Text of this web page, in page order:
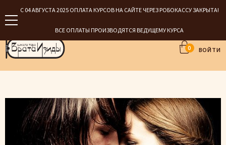
С 04 АВГУСТА 2025 ОПЛАТА КУРСОВ НА САЙТЕ ЧЕРЕЗ РОБОКАССУ ЗАКРЫТА!
ВСЕ ОПЛАТЫ ПРОИЗВОДЯТСЯ ВЕДУЩЕМУ КУРСА
0 ВОЙТИ